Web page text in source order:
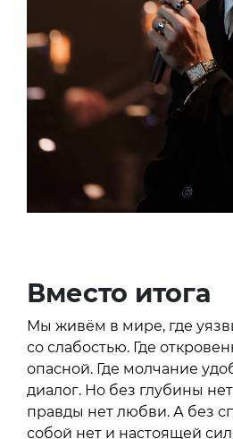
Вместо итога
Мы живём в мире, где
со слабостью. Где
опасной. Где молчание
диалог. Но без глубины
правды нет любви. А без
собой нет и настоящей